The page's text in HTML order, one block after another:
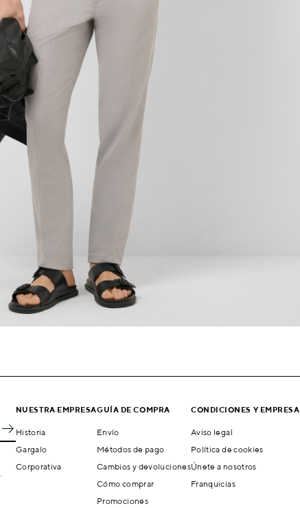
NUESTRA EMPRESA
Historia
Gargalo
Corporativa
GUÍA DE COMPRA
Envío
Métodos de pago
Cambios y devoluciones
Cómo comprar
Promociones
CONDICIONES Y EMPRESA
Aviso legal
Política de cookies
Únete a nosotros
Franquicias